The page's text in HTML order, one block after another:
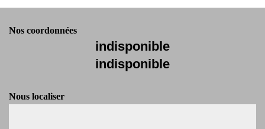
Nos coordonnées
indisponible
indisponible
Nous localiser